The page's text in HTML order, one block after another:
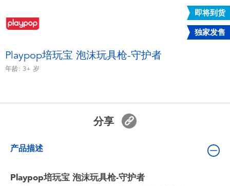
模仿，化妆及造型系列
毛绒公仔玩具
即将到货
独家发售
Playpop培玩宝 泡沫玩具枪-守护者
年龄: 3+ 岁
分享
产品描述
Playpop培玩宝 泡沫玩具枪-守护者